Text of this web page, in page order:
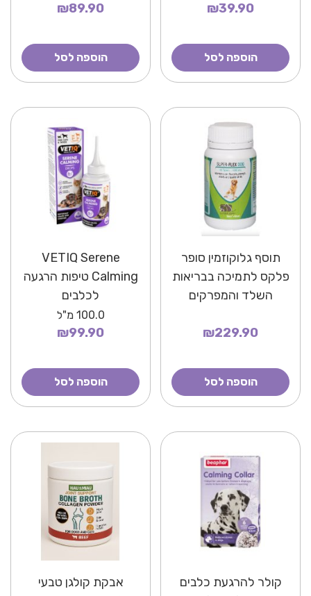
₪39.90
הוספה לסל
₪89.90
הוספה לסל
תוסף גלוקוזמין סופר
פלקס לתמיכה בבריאות
השלד והמפרקים
₪229.90
הוספה לסל
VETIQ Serene
Calming טיפות הרגעה
לכלבים
100.0 מ"ל
₪99.90
הוספה לסל
קולר להרגעת כלבים
אבקת קולגן טבעי